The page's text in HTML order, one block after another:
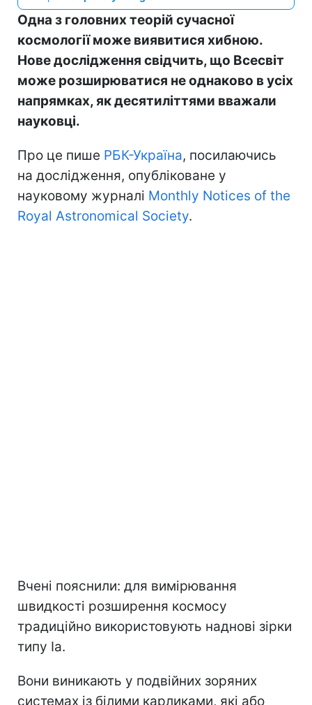
Одна з головних теорій сучасної
космології може виявитися хибною.
Нове дослідження свідчить, що Всесвіт
може розширюватися не однаково в усіх
напрямках, як десятиліттями вважали
науковці.
Про це пише РБК-Україна, посилаючись
на дослідження, опубліковане у
науковому журналі Monthly Notices of the
Royal Astronomical Society.
Вчені пояснили: для вимірювання
швидкості розширення космосу
традиційно використовують наднові зірки
типу Ia.
Вони виникають у подвійних зоряних
системах із білими карликами, які або